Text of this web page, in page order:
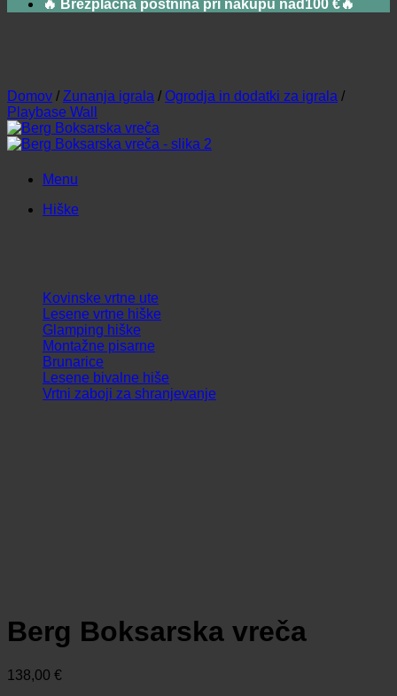
🔥 Brezplačna poštnina pri nakupu nad100 €🔥
Menu
Hiške
Kovinske vrtne ute
Lesene vrtne hiške
Glamping hiške
Montažne pisarne
Brunarice
Lesene bivalne hiše
Vrtni zaboji za shranjevanje
Domov / Zunanja igrala / Ogrodja in dodatki za igrala /
Playbase Wall
Berg Boksarska vreča
138,00 €